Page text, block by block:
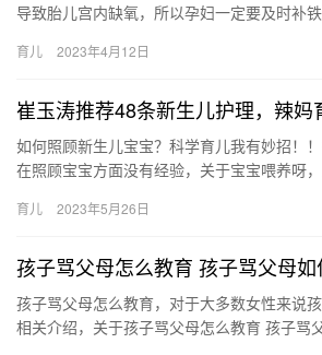
导致胎儿宫内缺氧，所以孕妇一定要及时补
怎…
育儿 2023年4月12日
崔玉涛推荐48条新生儿护理，辣妈
如何照顾新生儿宝宝？科学育儿我有妙招！！
在照顾宝宝方面没有经验，关于宝宝喂养呀
育儿…
育儿 2023年5月26日
孩子骂父母怎么教育 孩子骂父母如
孩子骂父母怎么教育，对于大多数女性来说
相关介绍，关于孩子骂父母怎么教育 孩子骂